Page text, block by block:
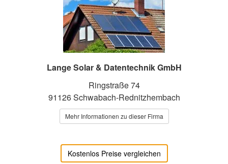
Lange Solar & Datentechnik GmbH
Ringstraße 74
91126 Schwabach-Rednitzhembach
Mehr Informationen zu dieser Firma
Kostenlos Preise vergleichen